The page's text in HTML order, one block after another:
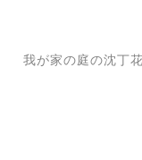
我が家の庭の沈丁